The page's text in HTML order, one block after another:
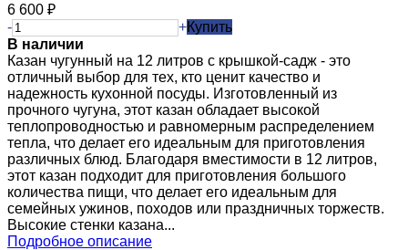
6 600 ₽
-
+Купить
В наличии
Казан чугунный на 12 литров с крышкой-садж - это
отличный выбор для тех, кто ценит качество и
надежность кухонной посуды. Изготовленный из
прочного чугуна, этот казан обладает высокой
теплопроводностью и равномерным распределением
тепла, что делает его идеальным для приготовления
различных блюд. Благодаря вместимости в 12 литров,
этот казан подходит для приготовления большого
количества пищи, что делает его идеальным для
семейных ужинов, походов или праздничных торжеств.
Высокие стенки казана...
Подробное описание